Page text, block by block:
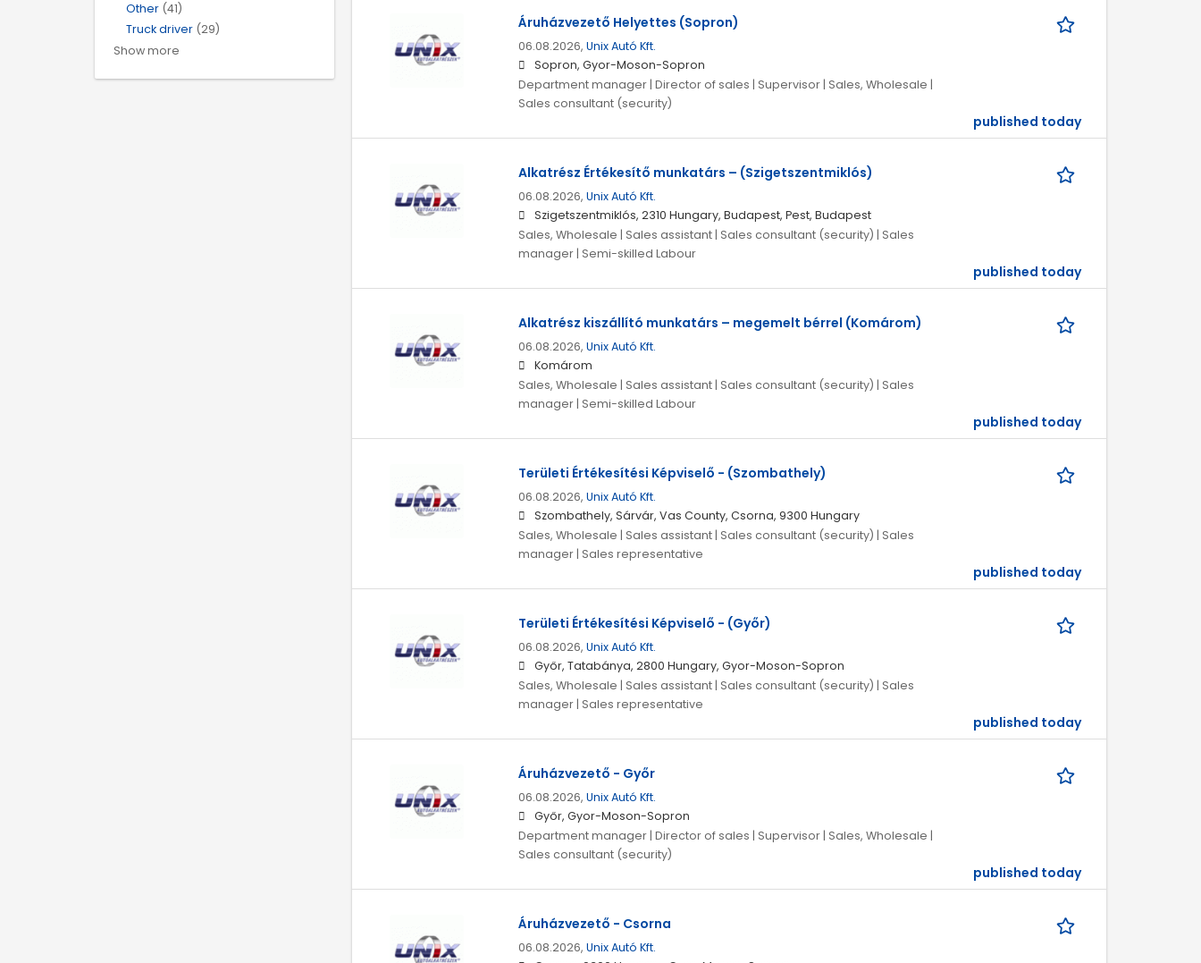
Áruházvezető Helyettes (Sopron)
06.08.2026, Unix Autó Kft.
Sopron, Gyor-Moson-Sopron
Department manager | Director of sales | Supervisor | Sales, Wholesale |
Sales consultant (security)
published today
Alkatrész Értékesítő munkatárs – (Szigetszentmiklós)
06.08.2026, Unix Autó Kft.
Szigetszentmiklós, 2310 Hungary, Budapest, Pest, Budapest
Sales, Wholesale | Sales assistant | Sales consultant (security) | Sales
manager | Semi-skilled Labour
published today
Alkatrész kiszállító munkatárs – megemelt bérrel (Komárom)
06.08.2026, Unix Autó Kft.
Komárom
Sales, Wholesale | Sales assistant | Sales consultant (security) | Sales
manager | Semi-skilled Labour
published today
Területi Értékesítési Képviselő - (Szombathely)
06.08.2026, Unix Autó Kft.
Szombathely, Sárvár, Vas County, Csorna, 9300 Hungary
Sales, Wholesale | Sales assistant | Sales consultant (security) | Sales
manager | Sales representative
published today
Területi Értékesítési Képviselő - (Győr)
06.08.2026, Unix Autó Kft.
Győr, Tatabánya, 2800 Hungary, Gyor-Moson-Sopron
Sales, Wholesale | Sales assistant | Sales consultant (security) | Sales
manager | Sales representative
published today
Áruházvezető - Győr
06.08.2026, Unix Autó Kft.
Győr, Gyor-Moson-Sopron
Department manager | Director of sales | Supervisor | Sales, Wholesale |
Sales consultant (security)
published today
Áruházvezető - Csorna
06.08.2026, Unix Autó Kft.
Other (41)
Truck driver (29)
Show more